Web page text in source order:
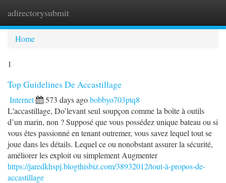
adirectorysubmit
Home
1
Top Guidelines De Accastillage
Internet 573 days agobobbyo703ptq8
L'accastillage, Do’levant seul soupçon comme la boîte à outils
d’un marin, non ? Supposé que vous possédez unique bateau ou si
vous êtes passionné en tenant outremer, vous savez lequel tout se
joue dans les détails. Lequel ce ou nonobstant assurer la sécurité,
améliorer les exploit ou simplement Augmenter
https://jaredkhspj.blogthisbiz.com/38932012/tout-à-propos-de-
accastillage